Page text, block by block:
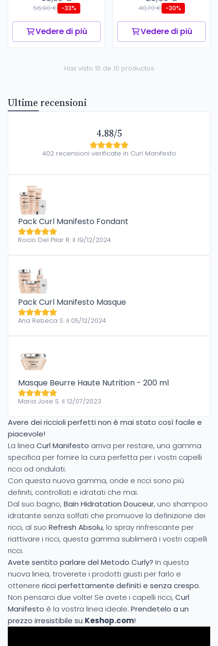
56,90 € -33%
Vedere di più
40,70 € -30%
Vedere di più
Has visto 10 de 10 productos
Ultime recensioni
4.88/5
402 recensioni verificate in Curl Manifesto
Pack Curl Manifesto Fondant
Rocio Del Pilar R. il 19/12/2024
Pack Curl Manifesto Masque
Ana Rebeca S. il 05/12/2024
Masque Beurre Haute Nutrition - 200 ml
Maria Jose S. il 12/07/2023
Avere dei riccioli perfetti non è mai stato così facile e
piacevole!
La linea Curl Manifesto arriva per restare, una gamma
specifica per fornire la cura perfetta per i vostri capelli
ricci od ondulati.
Con questa nuova gamma, onde e ricci sono più
definiti, controllati e idratati che mai.
Dal suo bagno, Bain Hidratation Douceur, uno shampoo
idratante senza solfati che promuove la definizione dei
ricci, al suo Refresh Absolu, lo spray rinfrescante per
riattivare i ricci, questa gamma sublimerà i vostri capelli
ricci.
Avete sentito parlare del Metodo Curly? In questa
nuova linea, troverete i prodotti giusti per farlo e
ottenere ricci perfettamente definiti e senza crespo.
Non pensarci due volte! Se avete i capelli ricci, Curl
Manifesto è la vostra linea ideale. Prendetelo a un
prezzo irresistibile su Keshop.com!